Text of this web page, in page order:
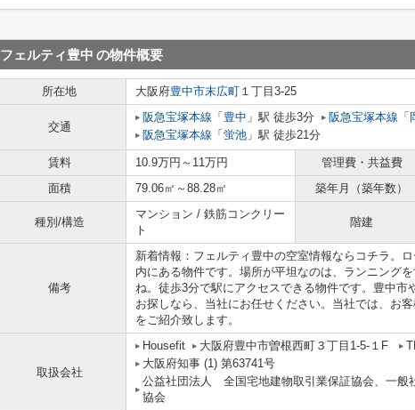
フェルティ豊中 の物件概要
所在地 大阪府豊中市末広町 １丁目3-25
交通
阪急宝塚本線 「 豊中 」駅 徒歩3分 阪急宝塚本線 「
阪急宝塚本線 「 蛍池 」駅 徒歩21分
賃料 10.9万円～11万円 管理費・共益費
面積
79.06㎡～88.28㎡ 築年月（築年数）
種別/構造
マンション / 鉄筋コンクリー
ト
階建
備考
新着情報：フェルティ豊中の空室情報ならコチラ。
内にある物件です。場所が平坦なのは、ランニング
ね。徒歩3分で駅にアクセスできる物件です。豊中市
お探しなら、当社にお任せください。当社では、お
をご紹介致します。
取扱会社
Housefit 大阪府豊中市曽根西町３丁目1-5-１F
大阪府知事 (1) 第63741号
公益社団法人 全国宅地建物取引業保証協会、一
協会